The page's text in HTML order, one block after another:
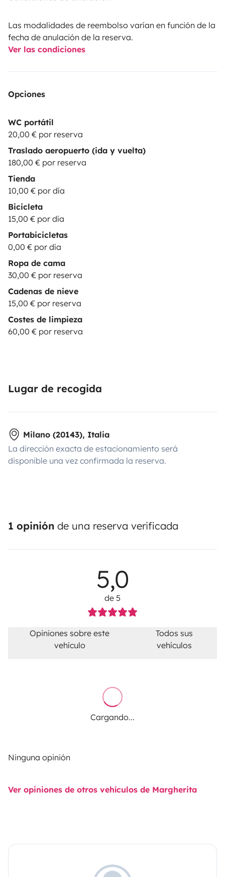
Las modalidades de reembolso varían en función de la
fecha de anulación de la reserva.
Ver las condiciones
Opciones
WC portátil
20,00 € por reserva
Traslado aeropuerto (ida y vuelta)
180,00 € por reserva
Tienda
10,00 € por día
Bicicleta
15,00 € por día
Portabicicletas
0,00 € por día
Ropa de cama
30,00 € por reserva
Cadenas de nieve
15,00 € por reserva
Costes de limpieza
60,00 € por reserva
Lugar de recogida
Milano (20143), Italia
La dirección exacta de estacionamiento será
disponible una vez confirmada la reserva.
1 opinión de una reserva verificada
5,0
de 5
Opiniones sobre este
vehículo
Todos sus
vehículos
Cargando...
Ninguna opinión
Ver opiniones de otros vehículos de Margherita